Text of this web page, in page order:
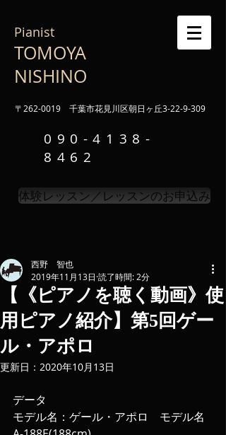
Pianist
TOMOYA
NISHINO
〒262-0019 千葉市花見川区朝日ヶ丘3-22-9-309
090-4138-
8462
体験レッスン／レッスンのお申込み
【《ピアノを聴く動画》使
用ピアノ紹介】第5回ゲー
ル・アポロ
西野 智也
2019年11月13日 読了時間: 2分
更新日： 2020年10月13日
データ
モデル名：ゲール・アポロ　モデル名